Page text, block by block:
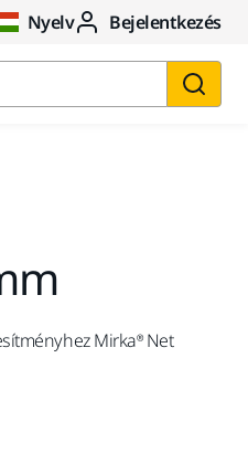
Nyelv Bejelentkezés
Mirka® Net